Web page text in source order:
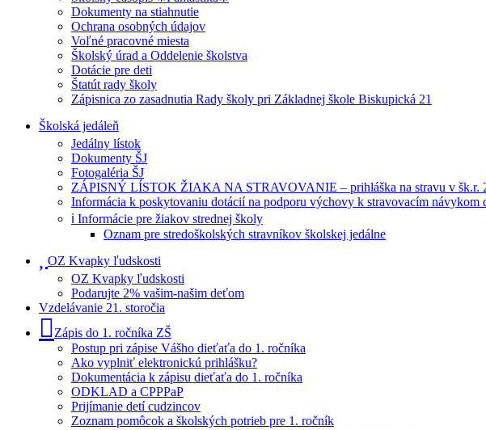
Dokumenty na stiahnutie
Ochrana osobných údajov
Voľné pracovné miesta
Školský úrad a Oddelenie školstva
Dotácie pre deti
Štatút rady školy
Zápisnica zo zasadnutia Rady školy pri Základnej škole Biskupická 21
Školská jedáleň
Jedálny lístok
Dokumenty ŠJ
Fotogaléria ŠJ
ZÁPISNÝ LÍSTOK ŽIAKA NA STRAVOVANIE – prihláška na stravu v šk.r.
Informácia k poskytovaniu dotácií na podporu výchovy k stravovacím návykom
ℹ️ Informácie pre žiakov strednej školy
Oznam pre stredoškolských stravníkov školskej jedálne
OZ Kvapky ľudskosti
OZ Kvapky ľudskosti
Podarujte 2% vašim-našim deťom
Vzdelávanie 21. storočia
Zápis do 1. ročníka ZŠ
Postup pri zápise Vášho dieťaťa do 1. ročníka
Ako vyplniť elektronickú prihlášku?
Dokumentácia k zápisu dieťaťa do 1. ročníka
ODKLAD a CPPPaP
Prijímanie detí cudzincov
Zoznam pomôcok a školských potrieb pre 1. ročník